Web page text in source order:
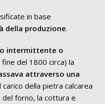
in base
della produzione.
intermittente o
del 1800 circa) la
attraverso una
carico della pietra calcarea
del forno, la cottura e